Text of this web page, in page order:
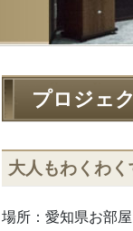
プロジェ
大人もわくわ
場所：愛知県お部